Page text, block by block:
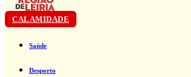
CALAMIDADE
Saúde
Desporto